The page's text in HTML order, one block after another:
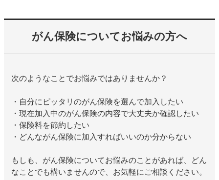
がん保険についてお悩みの方へ
次のようなことでお悩みではありませんか？
・自分にピッタリのがん保険を選んで加入したい
・現在加入中のがん保険の内容で大丈夫か確認したい
・保険料を節約したい
・どんながん保険に加入すればいいのか分からない
もしも、がん保険についてお悩みのことがあれば、どん
なことでも構いませんので、お気軽にご相談ください。